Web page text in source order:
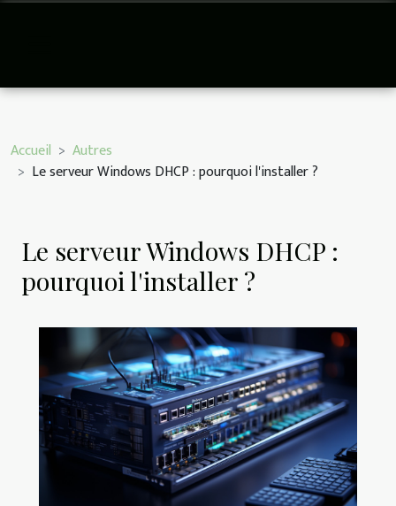
Accueil
Autres
Le serveur Windows DHCP : pourquoi l'installer ?
Le serveur Windows DHCP :
pourquoi l'installer ?